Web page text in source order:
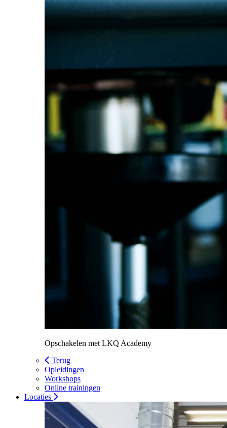
Opschakelen met LKQ Academy
Terug
Opleidingen
Workshops
Online trainingen
Locaties